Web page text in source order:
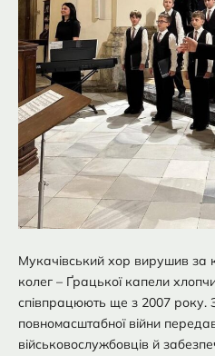
Мукачівський хор вирушив за
колег – Ґрацької капели
співпрацюють ще з 2007 року.
повномасштабної війни
військовослужбовців й